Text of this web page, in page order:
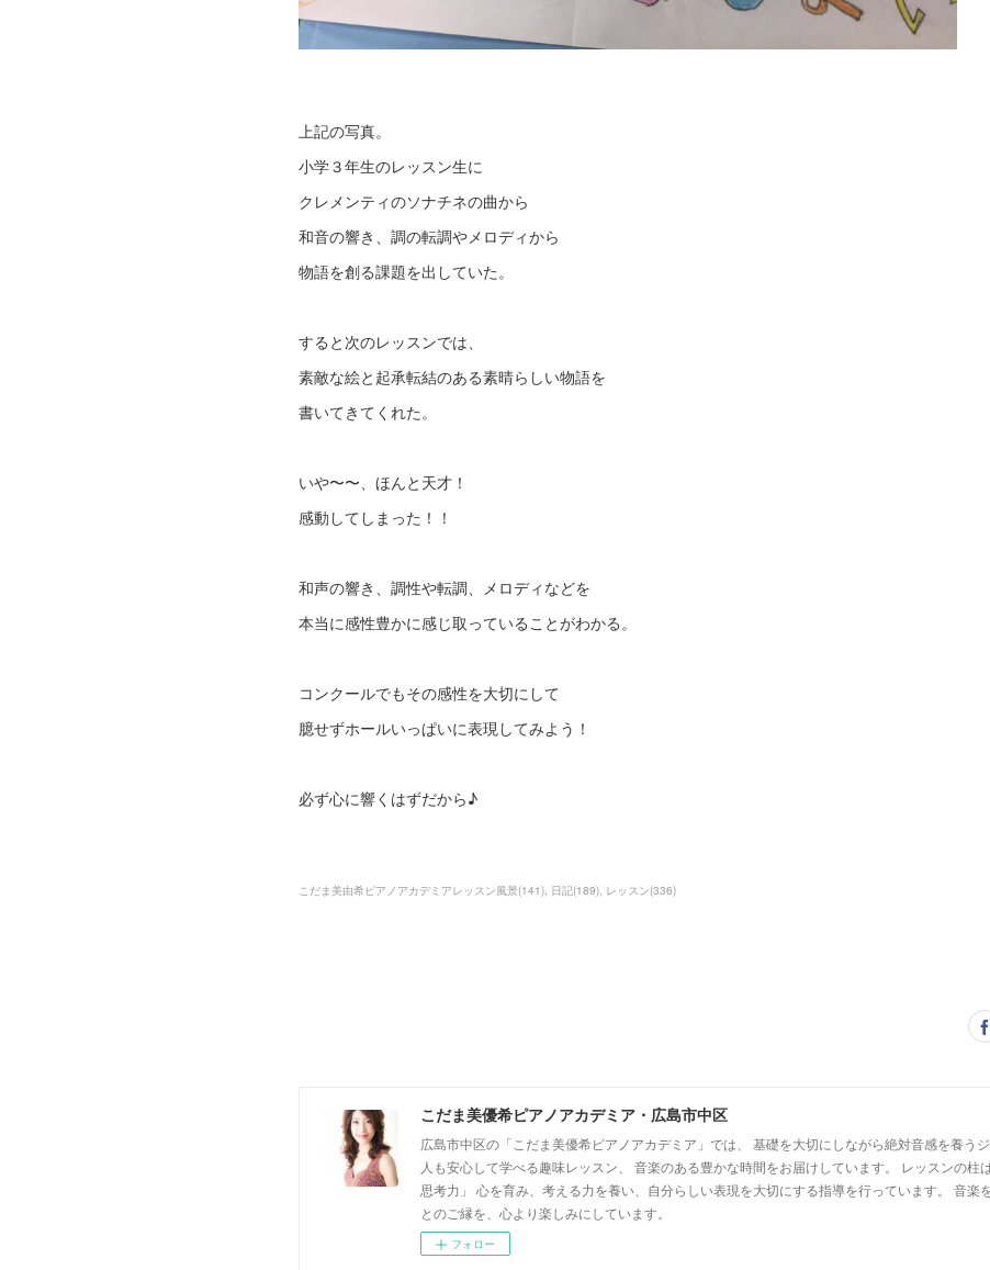
上記の写真。
小学３年生のレッスン生に
クレメンティのソナチネの曲から
和音の響き、調の転調やメロディから
物語を創る課題を出していた。
すると次のレッスンでは、
素敵な絵と起承転結のある素晴らしい物語を
書いてきてくれた。
いや〜〜、ほんと天才！
感動してしまった！！
和声の響き、調性や転調、メロディなどを
本当に感性豊かに感じ取っていることがわかる。
コンクールでもその感性を大切にして
臆せずホールいっぱいに表現してみよう！
必ず心に響くはずだから♪
こだま美由希ピアノアカデミアレッスン風景(141) 日記(189) レッスン(336)
こだま美優希ピアノアカデミア・広島市中区
広島市中区の「こだま美優希ピアノアカデミア」では、 基礎を大切にしながら絶対音感を養う
人も安心して学べる趣味レッスン、 音楽のある豊かな時間をお届けしています。 レッスンの柱
思考力」 心を育み、考える力を養い、自分らしい表現を大切にする指導を行っています。 音楽
とのご縁を、心より楽しみにしています。
フォロー